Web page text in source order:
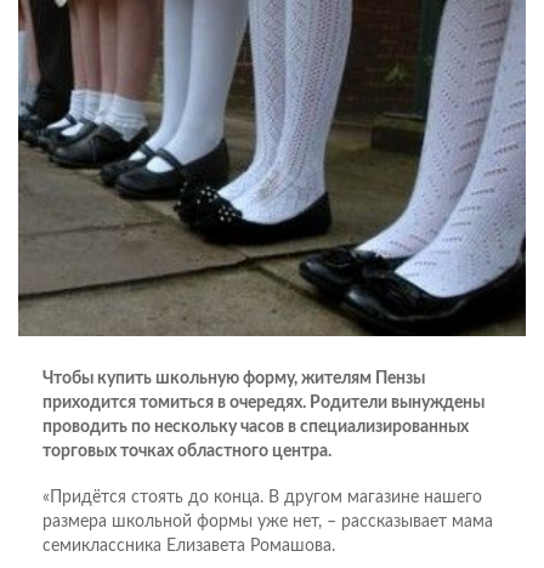
Чтобы купить школьную форму, жителям Пензы
приходится томиться в очередях. Родители вынуждены
проводить по нескольку часов в специализированных
торговых точках областного центра.
«Придётся стоять до конца. В другом магазине нашего
размера школьной формы уже нет, – рассказывает мама
семиклас­сника Елизавета Ромашова.